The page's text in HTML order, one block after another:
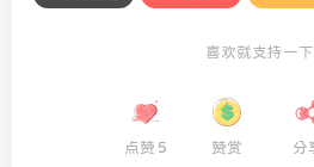
喜欢就支持一
点赞 5 赞赏 分